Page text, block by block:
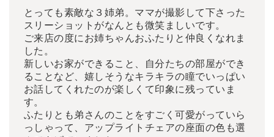
とっても素敵な３姉弟。ママが撮影して下さった
スリーショットがなんとも微笑ましいです。
ご来店の度にお姉ちゃんおふたりと仲良くなれま
した。
新しいお家ができること、自分たちの部屋ができ
ることなど、嬉しそうなキラキラの瞳でいっぱい
お話してくれたのが楽しくて印象に残っていま
す。
ふたりとも弟さんのことをすごく可愛がっていら
っしゃって、アップライトチェアの座面の色も選